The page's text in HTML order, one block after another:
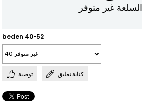
السلعة غير متوفر
beden 40-52
توصية كتابة تعليق